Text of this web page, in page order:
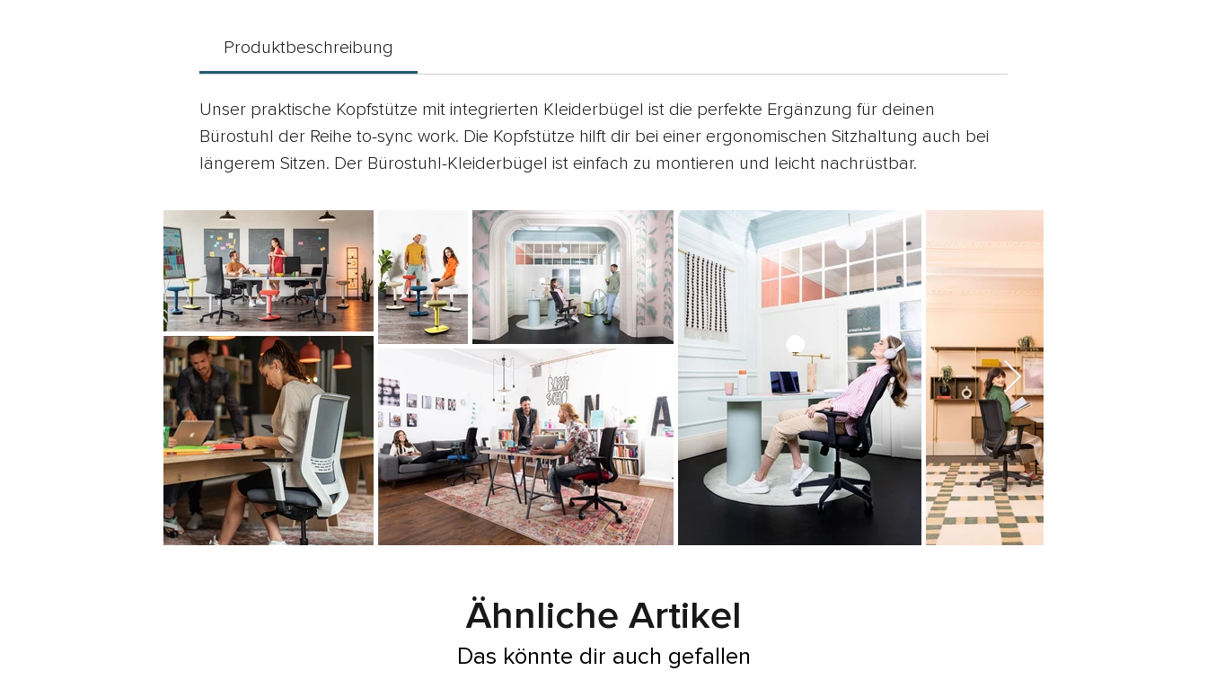
Produktbeschreibung
Unser praktische Kopfstütze mit integrierten Kleiderbügel ist die perfekte Ergänzung für deinen
Bürostuhl der Reihe to-sync work. Die Kopfstütze hilft dir bei einer ergonomischen Sitzhaltung auch bei
längerem Sitzen. Der Bürostuhl-Kleiderbügel ist einfach zu montieren und leicht nachrüstbar.
Ähnliche Artikel
Das könnte dir auch gefallen